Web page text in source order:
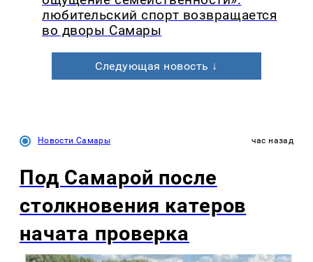
любительский спорт возвращается
во дворы Самары
Следующая новость ↓
Новости Самары час назад
Под Самарой после
столкновения катеров
начата проверка